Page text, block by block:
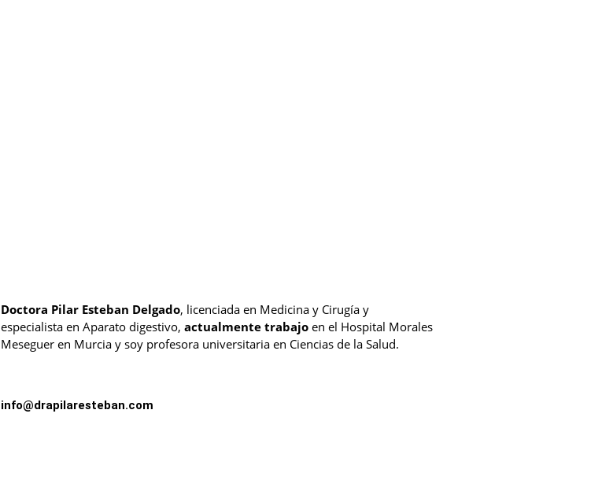
Doctora Pilar Esteban Delgado, licenciada en Medicina y Cirugía y
especialista en Aparato digestivo, actualmente trabajo en el Hospital Morales
Meseguer en Murcia y soy profesora universitaria en Ciencias de la Salud.
info@drapilaresteban.com